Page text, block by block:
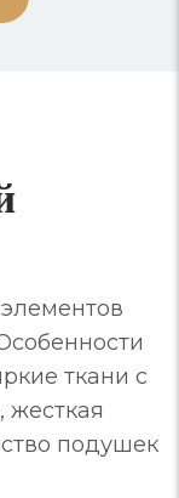
ткани с
подушек